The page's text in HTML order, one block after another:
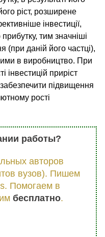
ріст, розширене
інвестиції,
тим значніші
(при даній його частці),
в виробництво. При
інвестицій приріст
підвищення
рості
работы?
авторов
вузов). Пишем
Помогаем в
бесплатно.